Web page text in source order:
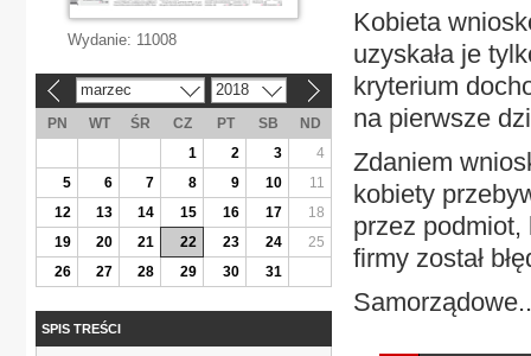
Kobieta
uzyskała je
kryterium
na pierwsze
Zdaniem
kobiety
przez
firmy został
Wydanie: 11008
marzec 2018
PN WT ŚR CZ PT SB
ND
1
2 3
4
5
6 7 8 9 10
11
12
13 14 15 16 17
18
19
20 21 22 23 24
25
26
27 28 29 30 31
SPIS TREŚCI